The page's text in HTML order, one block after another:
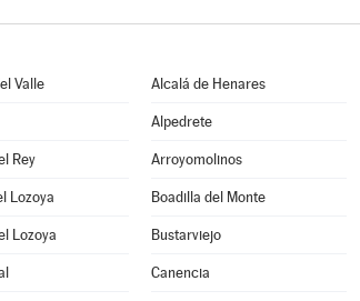
Valle Alcalá de Henares
Alpedrete
Rey Arroyomolinos
Lozoya Boadilla del Monte
Lozoya Bustarviejo
Canencia